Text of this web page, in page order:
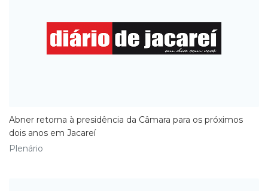
Abner retorna à presidência da Câmara para os próximos
dois anos em Jacareí
Plenário